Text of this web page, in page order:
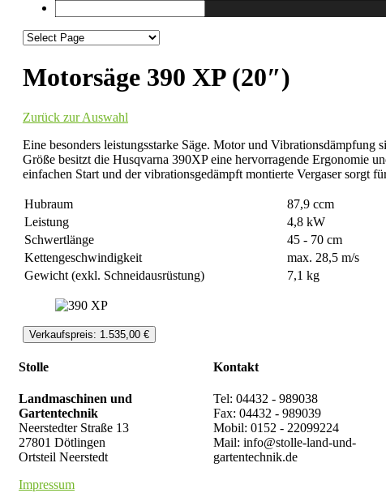
Motorsäge 390 XP (20″)
Zurück zur Auswahl
Eine besonders leistungsstarke Säge. Motor und
Größe besitzt die Husqvarna 390XP eine hervorragende Ergonomie
einfachen Start und der vibrationsgedämpft montierte Vergaser sorgt
Hubraum
87,9 ccm
Leistung
4,8 kW
Schwertlänge
45 - 70 cm
Kettengeschwindigkeit
max. 28,5 m/s
Gewicht (exkl. Schneidausrüstung)
7,1 kg
Verkaufspreis: 1.535,00 €
Stolle
Landmaschinen und
Gartentechnik
Neerstedter Straße 13
27801 Dötlingen
Ortsteil Neerstedt
Impressum
Kontakt
Tel: 04432 - 989038
Fax: 04432 - 989039
Mobil: 0152 - 22099224
Mail: info@stolle-land-und-
gartentechnik.de